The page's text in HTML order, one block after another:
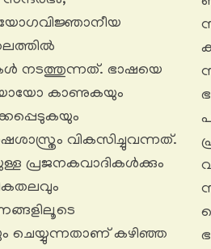
നടത്തുന്നത്. ഭാഷയെ
കാണുകയും
വികസിച്ചുവന്നത്.
പ്രജനകവാദികൾക്കും
ചെയ്യുന്നതാണ് കഴിഞ്ഞ